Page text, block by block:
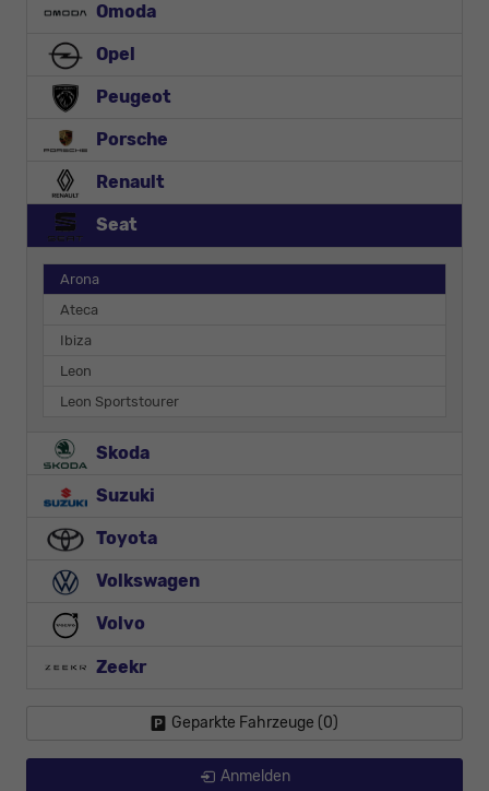
Omoda
Opel
Peugeot
Porsche
Renault
Seat
Arona
Ateca
Ibiza
Leon
Leon Sportstourer
Skoda
Suzuki
Toyota
Volkswagen
Volvo
Zeekr
Geparkte Fahrzeuge (0)
Anmelden